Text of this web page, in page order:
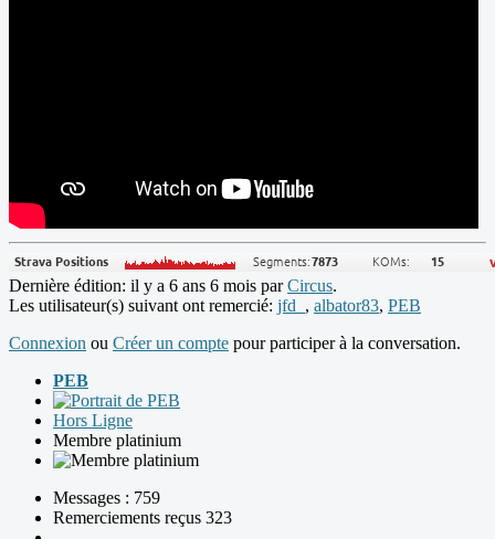
Dernière édition: il y a 6 ans 6 mois parCircus.
Les utilisateur(s) suivant ont remercié: jfd_ , albator83, PEB
Connexion ou Créer un compte pour participer à la conversation.
PEB
Hors Ligne
Membre platinium
Messages : 759
Remerciements reçus 323